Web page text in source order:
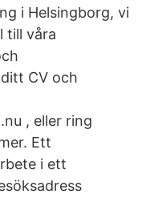
i Helsingborg, vi
till våra
CV och
, eller ring
Ett
i ett